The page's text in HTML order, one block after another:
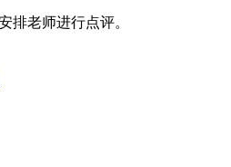
排老师进行点评。